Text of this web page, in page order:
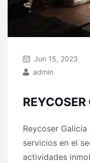
Jun 15, 2023
admin
Reycoser
servicios en el
actividades